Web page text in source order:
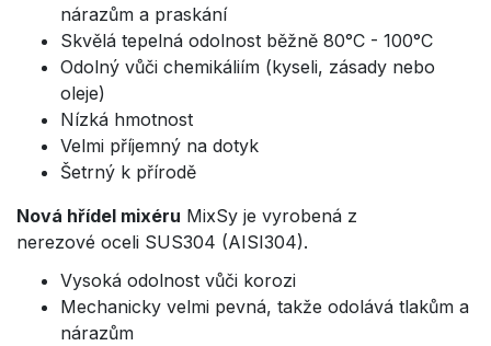
nárazům a praskání
Skvělá tepelná odolnost běžně 80°C - 100°C
Odolný vůči chemikáliím (kyseli, zásady nebo
oleje)
Nízká hmotnost
Velmi příjemný na dotyk
Šetrný k přírodě
Nová hřídel mixéru MixSy je vyrobená z
nerezové oceli SUS304 (AISI304).
Vysoká odolnost vůči korozi
Mechanicky velmi pevná, takže odolává tlakům a
nárazům